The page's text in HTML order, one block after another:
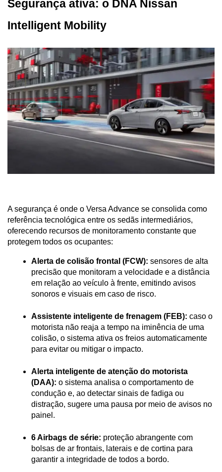
Segurança ativa: o DNA Nissan
Intelligent Mobility
A segurança é onde o Versa Advance se consolida como
referência tecnológica entre os sedãs intermediários,
oferecendo recursos de monitoramento constante que
protegem todos os ocupantes:
Alerta de colisão frontal (FCW): sensores de alta
precisão que monitoram a velocidade e a distância
em relação ao veículo à frente, emitindo avisos
sonoros e visuais em caso de risco.
Assistente inteligente de frenagem (FEB): caso o
motorista não reaja a tempo na iminência de uma
colisão, o sistema ativa os freios automaticamente
para evitar ou mitigar o impacto.
Alerta inteligente de atenção do motorista
(DAA): o sistema analisa o comportamento de
condução e, ao detectar sinais de fadiga ou
distração, sugere uma pausa por meio de avisos no
painel.
6 Airbags de série: proteção abrangente com
bolsas de ar frontais, laterais e de cortina para
garantir a integridade de todos a bordo.